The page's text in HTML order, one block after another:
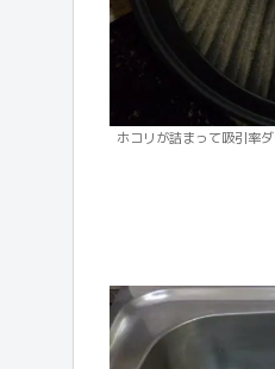
ホコリが詰まって吸引率